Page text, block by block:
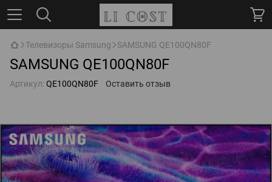
Телевизоры Samsung SAMSUNG QE100QN80F
SAMSUNG QE100QN80F
Артикул: QE100QN80F Оставить отзыв